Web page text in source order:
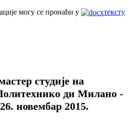
могу се пронаћи у
тексту
студије на
ди Милано -
новембар 2015.